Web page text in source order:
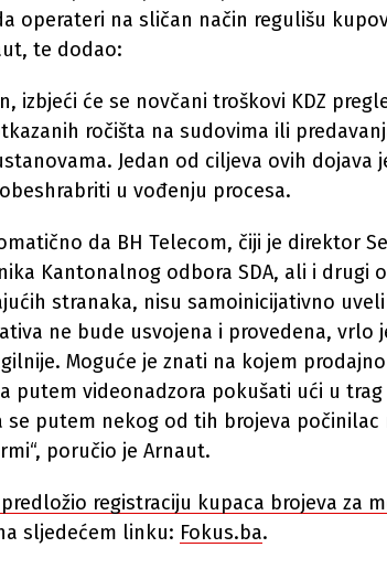
operateri na sličan način regulišu
te dodao:
izbjeći će se novčani troškovi KDZ
ročišta na sudovima ili
Jedan od ciljeva ovih dojava
u vođenju procesa.
da BH Telecom, čiji je direktor
Kantonalnog odbora SDA, ali i drugi
stranaka, nisu samoinicijativno
ne bude usvojena i provedena, vrlo
Moguće je znati na kojem
putem videonadzora pokušati ući u
se putem nekog od tih brojeva
poručio je Arnaut.
registraciju kupaca brojeva za
sljedećem linku: Fokus.ba.